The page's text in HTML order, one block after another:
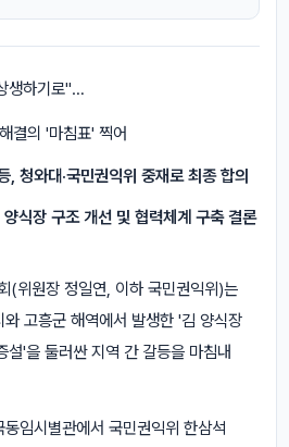
생하기로"…
결의 '마침표' 찍어
, 청와대·국민권익위 중재로 최종 합의
식장 구조 개선 및 협력체계 구축 결론
(위원장 정일연, 이하 국민권익위)는
고흥군 해역에서 발생한 '김 양식장
설'을 둘러싼 지역 간 갈등을 마침내
임시별관에서 국민권익위 한삼석